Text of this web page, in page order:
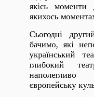
якісь
якихось
Сьогодні
бачимо, які
український
глибокий
європейську